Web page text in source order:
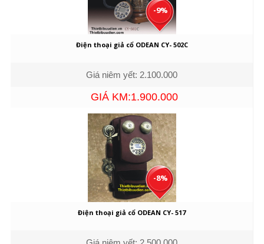
-9%
Điện thoại giả cổ ODEAN CY- 502C
Giá niêm yết: 2.100.000
GIÁ KM:1.900.000
-8%
Điện thoại giả cổ ODEAN CY- 517